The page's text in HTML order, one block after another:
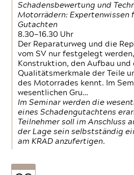
Schadensbewertung und
Motorrädern: Expertenwissen
Gutachten
8.30—16.30 Uhr
Der Reparaturweg und die
vom SV nur festgelegt
Konstruktion, den Aufbau
Qualitätsmerkmale der Teile
des Motorrades kennt. Im
wesentlichen Gru…
Im Seminar werden die
eines Schadengutachtens
Teilnehmer soll im Anschluss
der Lage sein selbstständig
am KRAD anzufertigen.